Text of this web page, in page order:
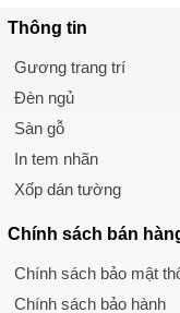
Thông tin
Gương trang trí
Đèn ngủ
Sàn gỗ
In tem nhãn
Xốp dán tường
Chính sách bán
Chính sách bảo mật
Chính sách bảo hành